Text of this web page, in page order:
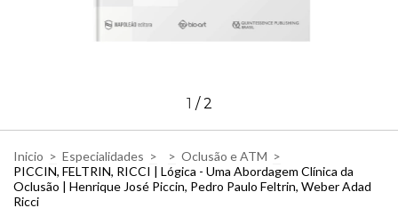
1 /2
Inicio > Especialidades > > Oclusão e ATM >
PICCIN, FELTRIN, RICCI | Lógica - Uma Abordagem Clínica da
Oclusão | Henrique José Piccin, Pedro Paulo Feltrin, Weber Adad
Ricci